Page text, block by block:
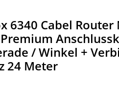
6340 Cabel
/ Winkel +
24 Meter